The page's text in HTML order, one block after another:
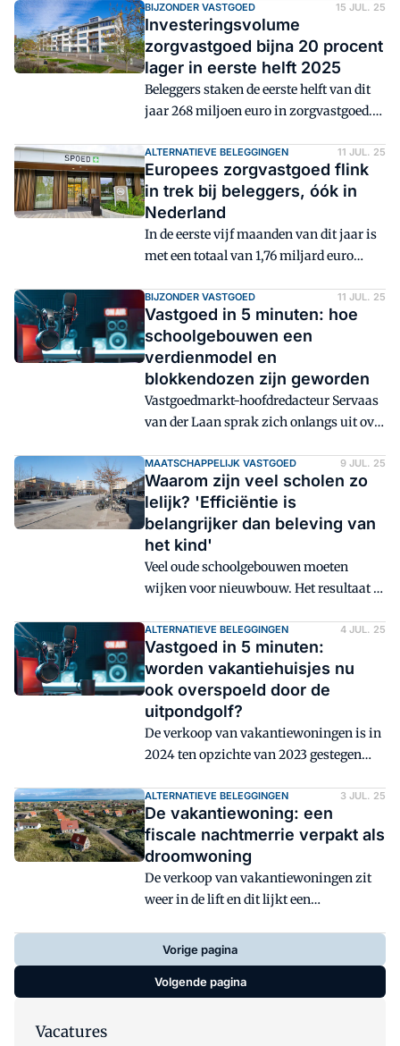
beslissen of die door mag gaan.
BIJZONDER VASTGOED 15 JUL. 25
Investeringsvolume
zorgvastgoed bijna 20 procent
lager in eerste helft 2025
Beleggers staken de eerste helft van dit
jaar 268 miljoen euro in zorgvastgoed.
vergeleken met de eerste zes maanden
van 2024.
ALTERNATIEVE BELEGGINGEN 11 JUL. 25
Europees zorgvastgoed flink
in trek bij beleggers, óók in
Nederland
In de eerste vijf maanden van dit jaar is
met een totaal van 1,76 miljard euro
Europa geïnvesteerd dan in dezelfde
periode in 2021, het recordjaar van het
laatste decennium. Ook Nederland is
behoorlijk in trek bij investeerders.
BIJZONDER VASTGOED 11 JUL. 25
Vastgoed in 5 minuten: hoe
schoolgebouwen een
verdienmodel en
blokkendozen zijn geworden
Vastgoedmarkt-hoofdredacteur Servaas
van der Laan sprak zich onlangs uit over
spreekt over 'fantasieloze
kinderfabrieken'. Is het bouwen van
scholen een verdienmodel geworden? En
wat moet er gebeuren om scholen weer
inspiratievol te maken?
MAATSCHAPPELIJK VASTGOED 9 JUL. 25
Waarom zijn veel scholen zo
lelijk? 'Efficiëntie is
belangrijker dan beleving van
het kind'
Veel oude schoolgebouwen moeten
wijken voor nieuwbouw. Het resultaat is
'kinderfabriek' waar beleving, groen en
kwaliteit vaak het 'kind' van de
rekening zijn.
ALTERNATIEVE BELEGGINGEN 4 JUL. 25
Vastgoed in 5 minuten:
worden vakantiehuisjes nu
ook overspoeld door de
uitpondgolf?
De verkoop van vakantiewoningen is in
2024 ten opzichte van 2023 gestegen
Het NVM spreekt van een opmerkelijk
herstel, gezien het ongunstige fiscale
klimaat. Is er sprake van een
uitpondgolf?
ALTERNATIEVE BELEGGINGEN 3 JUL. 25
De vakantiewoning: een
fiscale nachtmerrie verpakt als
droomwoning
De verkoop van vakantiewoningen zit
weer in de lift en dit lijkt een
fiscalist Luc van Dijk waarschuwt:
achter deze droom kan ook een fiscale
nachtmerrie schuilgaan.
Vorige pagina
Volgende pagina
Vacatures